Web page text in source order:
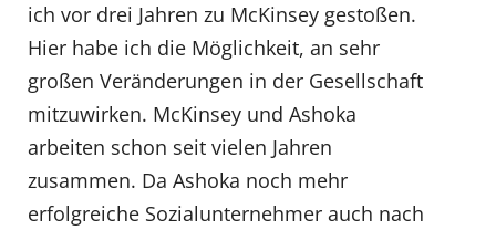
ich vor drei Jahren zu McKinsey gestoßen.
Hier habe ich die Möglichkeit, an sehr
großen Veränderungen in der Gesellschaft
mitzuwirken. McKinsey und Ashoka
arbeiten schon seit vielen Jahren
zusammen. Da Ashoka noch mehr
erfolgreiche Sozialunternehmer auch nach